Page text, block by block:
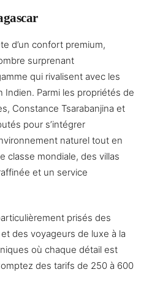
d’un confort premium,
surprenant
qui rivalisent avec les
Indien. Parmi les propriétés de
Constance Tsarabanjina et
pour s’intégrer
naturel tout en
classe mondiale, des villas
et un service
prisés des
des voyageurs de luxe à la
où chaque détail est
des tarifs de 250 à 600